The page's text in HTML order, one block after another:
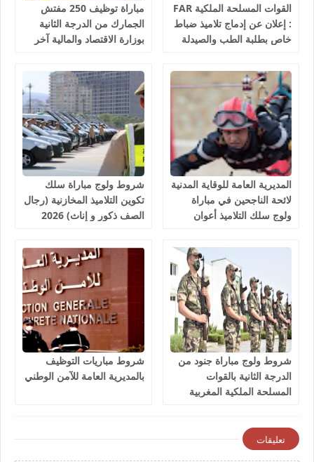
القوات المسلحة الملكية FAR
: إعلان عن إدماج تلاميذ ضباط
خاص بطلبة الطب والصيدلة
أجل هو 30 غشت 2026
مباراة توظيف 250 مفتش
الجمارك من الدرجة الثانية
بوزارة الاقتصاد والمالية آخر
المديرية العامة للوقاية المدنية
لائحة الناجحين في مباراة
ولوج سلك التلاميذ أعوان
شروط ولوج مباراة سلك
تكوين التلاميذ المخازنية (رجال
الصف ذكور و إناث) 2026
شروط ولوج مباراة جنود من
الدرجة الثانية بالقوات
المسلحة الملكية المغربية
شروط مباريات التوظيف
بالمديرية العامة للآمن الوطني
تعليقات